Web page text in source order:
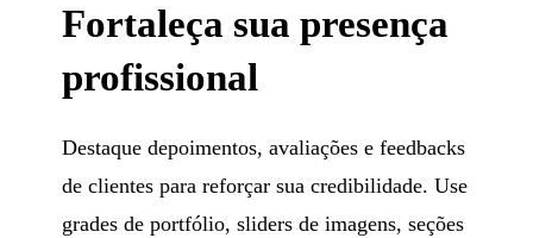
Fortaleça sua presença
profissional
Destaque depoimentos, avaliações e feedbacks
de clientes para reforçar sua credibilidade. Use
grades de portfólio, sliders de imagens, seções